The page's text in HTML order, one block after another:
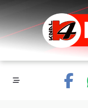
Skip
content